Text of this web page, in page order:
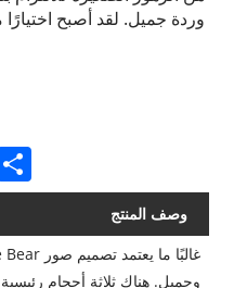
وردة جميل. لقد أصبح اختيارًا
وصف المنتج